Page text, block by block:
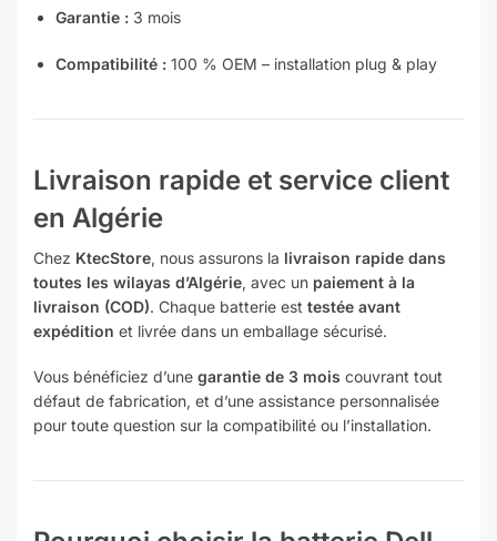
Garantie : 3 mois
Compatibilité : 100 % OEM – installation plug & play
Livraison rapide et service client
en Algérie
Chez KtecStore, nous assurons la livraison rapide dans
toutes les wilayas d’Algérie, avec un paiement à la
livraison (COD). Chaque batterie est testée avant
expédition et livrée dans un emballage sécurisé.
Vous bénéficiez d’une garantie de 3 mois couvrant tout
défaut de fabrication, et d’une assistance personnalisée
pour toute question sur la compatibilité ou l’installation.